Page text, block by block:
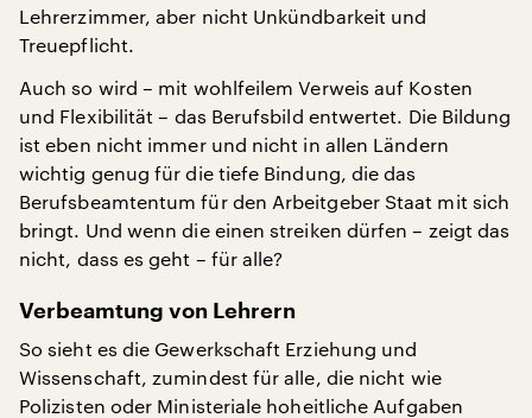
Lehrerzimmer, aber nicht Unkündbarkeit und
Treuepflicht.
Auch so wird – mit wohlfeilem Verweis auf Kosten
und Flexibilität – das Berufsbild entwertet. Die Bildung
ist eben nicht immer und nicht in allen Ländern
wichtig genug für die tiefe Bindung, die das
Berufsbeamtentum für den Arbeitgeber Staat mit sich
bringt. Und wenn die einen streiken dürfen – zeigt das
nicht, dass es geht – für alle?
Verbeamtung von Lehrern
So sieht es die Gewerkschaft Erziehung und
Wissenschaft, zumindest für alle, die nicht wie
Polizisten oder Ministeriale hoheitliche Aufgaben